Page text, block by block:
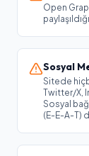
Open
Sosyal
Sitede
Twitter/X,
Sosyal
(E-E-A-T)